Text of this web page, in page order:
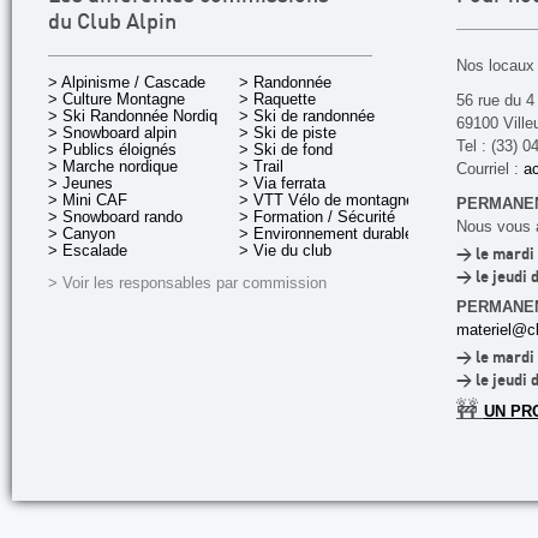
du Club Alpin
> Alpinisme / Cascade
> Culture Montagne
> Ski Randonnée Nordique
> Snowboard alpin
> Publics éloignés
> Marche nordique
> Jeunes
> Mini CAF
> Snowboard rando
> Canyon
> Escalade
> Randonnée
> Raquette
> Ski de randonnée
> Ski de piste
> Ski de fond
> Trail
> Via ferrata
> VTT Vélo de montagne
> Formation / Sécurité
> Environnement durable
> Vie du club
> Voir les responsables par commission
Nos
56 rue du
69100
Tel : (33)
Courriel :
Nous vous
> le mardi
> le jeudi
> le mardi
> le jeudi
🚧 UN